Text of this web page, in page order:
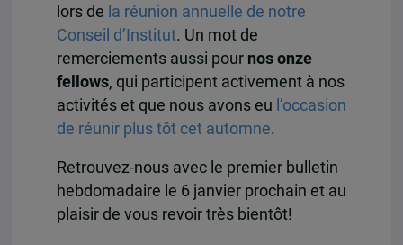
lors de la réunion annuelle de notre
Conseil d’Institut. Un mot de
remerciements aussi pour nos onze
fellows, qui participent activement à nos
activités et que nous avons eu l’occasion
de réunir plus tôt cet automne.
Retrouvez-nous avec le premier bulletin
hebdomadaire le 6 janvier prochain et au
plaisir de vous revoir très bientôt!